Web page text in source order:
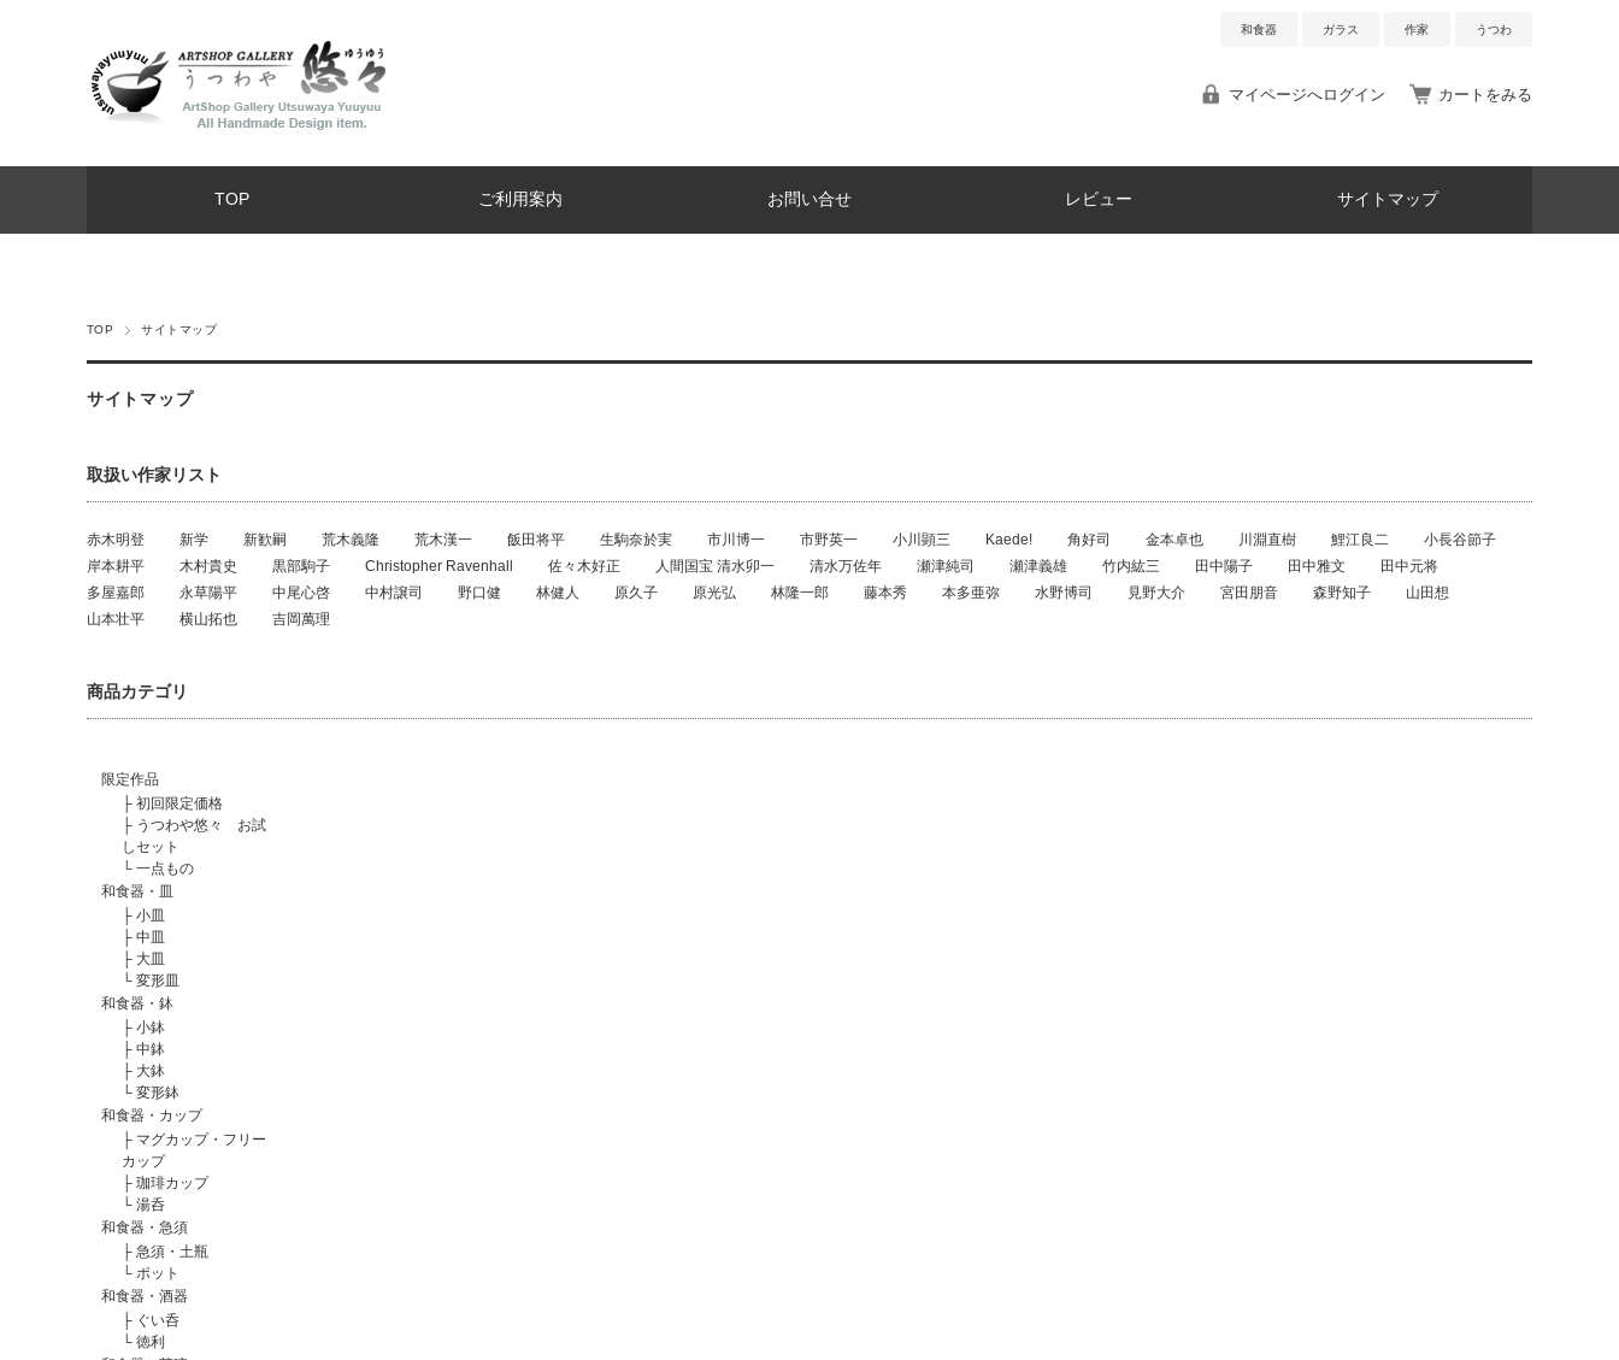
和食器 ガラス 作家 うつわ
マイページへログイン カートをみる
TOP ご利用案内 お問い合せ レビュー サイトマップ
TOP サイトマップ
サイトマップ
取扱い作家リスト
赤木明登 新学 新歓嗣 荒木義隆 荒木漢一 飯田将平 生駒奈於実 市川博一 市野英一 小川顕三 Kaede! 角好司 金本卓也 川淵直樹 鯉江良二
小長谷節子
岸本耕平
木村貴史 黒部駒子 Christopher Ravenhall 佐々木好正 人間国宝 清水卯一 清水万佐年 瀬津純司 瀬津義雄 竹内紘三 田中陽子 田中雅文
田中元将
多屋嘉郎
永草陽平 中尾心啓 中村譲司 野口健 林健人 原久子 原光弘 林隆一郎 藤本秀 本多亜弥 水野博司 見野大介 宮田朋音 森野知子
山田想
山本壮平
横山拓也 吉岡萬理
商品カテゴリ
限定作品
├ 初回限定価格
├ うつわや悠々 お試
しセット
└ 一点もの
和食器・皿
├ 小皿
├ 中皿
├ 大皿
└ 変形皿
和食器・鉢
├ 小鉢
├ 中鉢
├ 大鉢
└ 変形鉢
和食器・カップ
├ マグカップ・フリー
カップ
├ 珈琲カップ
└ 湯呑
和食器・急須
├ 急須・土瓶
└ ポット
和食器・酒器
├ ぐい呑
└ 徳利